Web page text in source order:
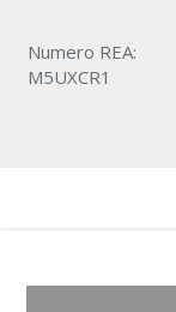
Numero REA:
M5UXCR1